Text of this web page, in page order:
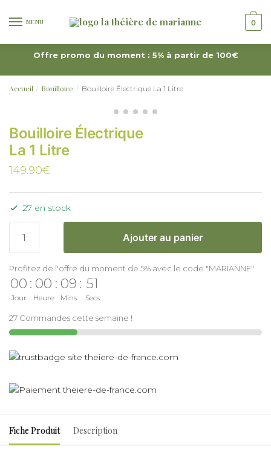
MENU 0
Offre promo du moment : 5% à partir de 100€
Accueil / Bouilloire / Bouilloire Électrique La 1 Litre
Bouilloire Électrique
La 1 Litre
149.90€
27 en stock
Ajouter au panier
Profitez de l'offre du moment de 5% avec le code "MARIANNE"
00
Jour
: 00
Heure
: 09
Mins
: 51
Secs
27 Commandes cette semaine !
Fiche Produit Description